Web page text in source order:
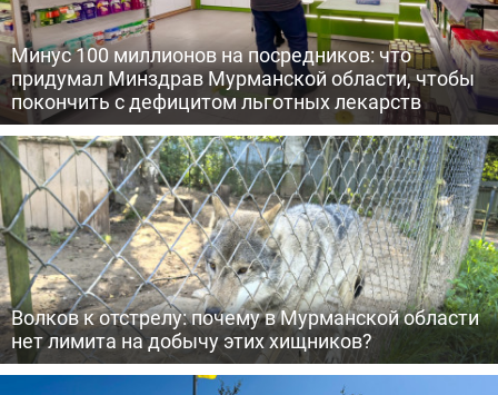
Минус 100 миллионов на посредников: что
придумал Минздрав Мурманской области, чтобы
покончить с дефицитом льготных лекарств
Волков к отстрелу: почему в Мурманской области
нет лимита на добычу этих хищников?